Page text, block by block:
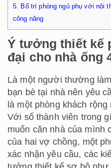
5. Bố trí phòng ngủ phụ với nội
công năng
Ý tưởng thiết kế
đại cho nhà ống
Là một người thường
bạn bè tại nhà nên yêu
là một phòng khách
Với số thành viên trong
muốn căn nhà của mình
của hai vợ chồng, một
xác nhận yêu cầu, các